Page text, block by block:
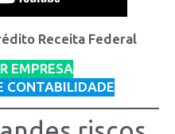
Receita Federal
EMPRESA
CONTABILIDADE